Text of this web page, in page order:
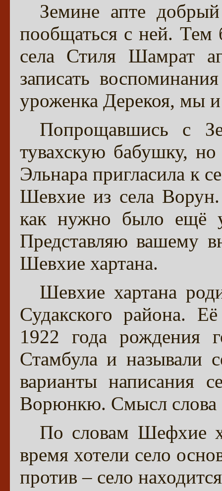
Земине апте
пообщаться с ней. Тем
села Стиля Шамрат
записать
уроженка Дерекоя, мы
Попрощавшись с
тувахскую бабушку, но
Эльнара пригласила к
Шевхие из села
как нужно было ещё
Представляю вашему
Шевхие хартана.
Шевхие хартана
Судакского района.
1922 года рождения
Стамбула и называли
варианты написания
Ворюнкю. Смысл слова
По словам Шефхие
время хотели село
против – село